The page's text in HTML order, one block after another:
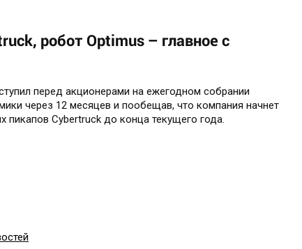
робот Optimus – главное с
перед акционерами на ежегодном собрании
через 12 месяцев и пообещав, что компания начнет
пикапов Cybertruck до конца текущего года.